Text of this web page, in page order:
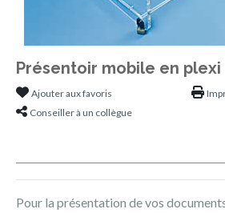
Présentoir mobile en plexi
Ajouter aux favoris
Conseiller à un collègue
Pour la présentation de vos